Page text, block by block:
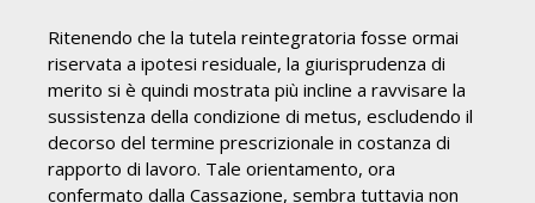
Ritenendo che la tutela reintegratoria fosse ormai
riservata a ipotesi residuale, la giurisprudenza di
merito si è quindi mostrata più incline a ravvisare la
sussistenza della condizione di metus, escludendo il
decorso del termine prescrizionale in costanza di
rapporto di lavoro. Tale orientamento, ora
confermato dalla Cassazione, sembra tuttavia non